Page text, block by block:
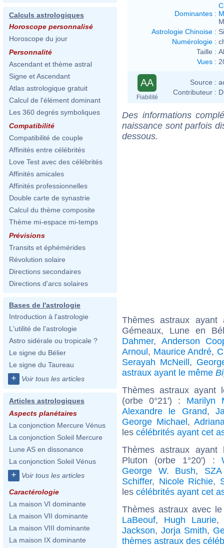
Calculs astrologiques
Horoscope personnalisé
Horoscope du jour
Personnalité
Ascendant et thème astral
Signe et Ascendant
Atlas astrologique gratuit
Calcul de l'élément dominant
Les 360 degrés symboliques
Compatibilité
Compatibilité de couple
Affinités entre célébrités
Love Test avec des célébrités
Affinités amicales
Affinités professionnelles
Double carte de synastrie
Calcul du thème composite
Thème mi-espace mi-temps
Prévisions
Transits et éphémérides
Révolution solaire
Directions secondaires
Directions d'arcs solaires
Bases de l'astrologie
Introduction à l'astrologie
L'utilité de l'astrologie
Astro sidérale ou tropicale ?
Le signe du Bélier
Le signe du Taureau
+ Voir tous les articles
Articles astrologiques
Aspects planétaires
La conjonction Mercure Vénus
La conjonction Soleil Mercure
Lune AS en dissonance
La conjonction Soleil Vénus
+ Voir tous les articles
Caractérologie
La maison VI dominante
La maison VII dominante
La maison VIII dominante
La maison IX dominante
Dominantes :
Astrologie Chinoise :
Numérologie :
Taille :
Vues :
AA
Fiabilité
Source :
Contributeur :
Des informations
naissance sont parfois
dessous.
Thèmes astraux
Gémeaux, Lune en
Dahmer, Anderson
Arnoul, Maurice André,
Serayah McNeill,
astraux ayant le même
Thèmes astraux ayant
(orbe 0°21') : Marilyn
Alexandre le Grand,
George Michael,
les célébrités ayant cet
Thèmes astraux ayant
Pluton (orbe 1°20') :
George W. Bush,
Schiffer, Nicole Richie,
les célébrités ayant cet
Thèmes astraux avec
LaBeouf, Hugh Laurie
Jackson,Jorja Smith,
thèmes astraux des